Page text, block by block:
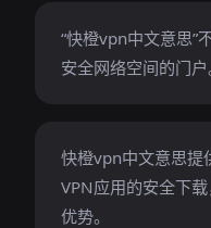
“快橙vpn中文意思”
安全网络空间的门户
快橙vpn中文意思提
VPN应用的安全下
优势。